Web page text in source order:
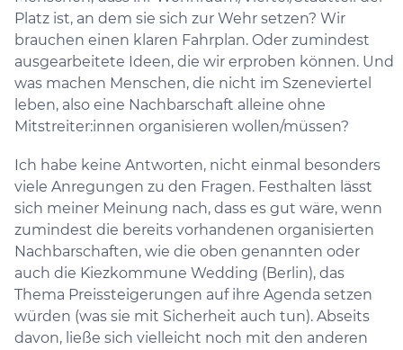
Platz ist, an dem sie sich zur Wehr setzen? Wir
brauchen einen klaren Fahrplan. Oder zumindest
ausgearbeitete Ideen, die wir erproben können. Und
was machen Menschen, die nicht im Szeneviertel
leben, also eine Nachbarschaft alleine ohne
Mitstreiter:innen organisieren wollen/müssen?
Ich habe keine Antworten, nicht einmal besonders
viele Anregungen zu den Fragen. Festhalten lässt
sich meiner Meinung nach, dass es gut wäre, wenn
zumindest die bereits vorhandenen organisierten
Nachbarschaften, wie die oben genannten oder
auch die Kiezkommune Wedding (Berlin), das
Thema Preissteigerungen auf ihre Agenda setzen
würden (was sie mit Sicherheit auch tun). Abseits
davon, ließe sich vielleicht noch mit den anderen